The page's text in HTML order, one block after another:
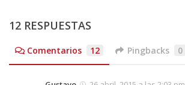
12 RESPUESTAS
Comentarios 12 Pingbacks 0